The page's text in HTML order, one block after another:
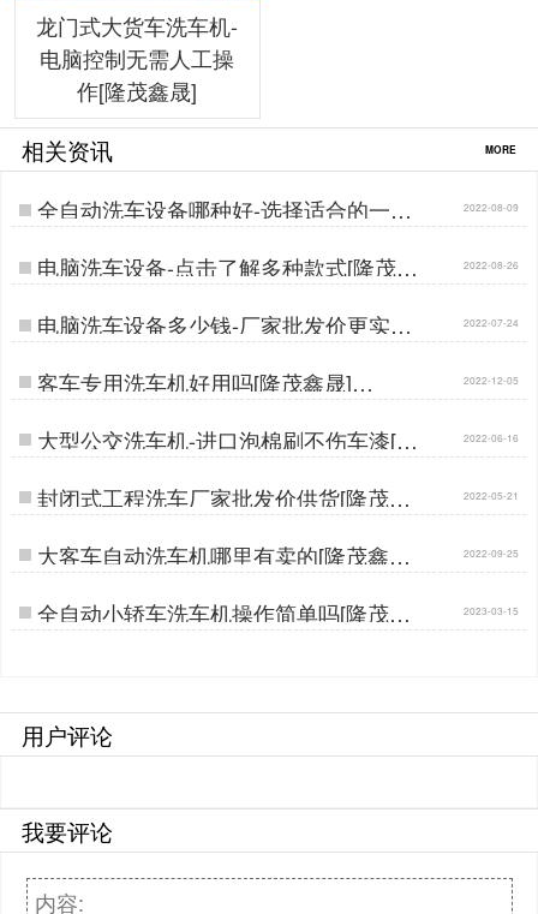
龙门式大货车洗车机-
电脑控制无需人工操
作[隆茂鑫晟]
相关资讯 MORE
全自动洗车设备哪种好-选择适合的一款
[隆茂鑫晟]…
2022-08-09
电脑洗车设备-点击了解多种款式[隆茂鑫
晟]…
2022-08-26
电脑洗车设备多少钱-厂家批发价更实惠
[隆茂鑫晟]…
2022-07-24
客车专用洗车机好用吗[隆茂鑫晟]… 2022-12-05
大型公交洗车机-进口泡棉刷不伤车漆[隆
茂鑫晟]…
2022-06-16
封闭式工程洗车厂家批发价供货[隆茂鑫
晟]…
2022-05-21
大客车自动洗车机哪里有卖的[隆茂鑫晟]
…
2022-09-25
全自动小轿车洗车机操作简单吗[隆茂鑫
晟]…
2023-03-15
用户评论
我要评论